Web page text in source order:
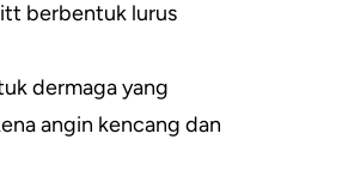
berbentuk lurus
dermaga yang
angin kencang dan